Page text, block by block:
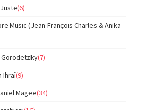
(6)
Music (Jean-François Charles & Anika
Gorodetzky(7)
Ihraï(9)
Magee(34)